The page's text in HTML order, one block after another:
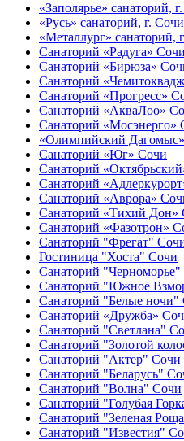
«Заполярье» санаторий,
«Русь» санаторий, г. Сочи
«Металлург» санаторий,
Санаторий «Радуга» Сочи
Санаторий «Бирюза»
Санаторий
Санаторий «Прогресс»
Санаторий «АкваЛоо»
Санаторий «Мосэнерго»
«Олимпийский
Санаторий «Юг» Сочи
Санаторий
Санаторий
Санаторий «Аврора»
Санаторий «Тихий Дон»
Санаторий «Фазотрон»
Санаторий "Фрегат"
Гостиница "Хоста" Сочи
Санаторий
Санаторий "Южное
Санаторий "Белые ночи"
Санаторий «Дружба»
Санаторий "Светлана"
Санаторий "Золотой
Санаторий "Актер" Сочи
Санаторий "Беларусь"
Санаторий "Волна" Сочи
Санаторий "Голубая
Санаторий "Зеленая
Санаторий "Известия"